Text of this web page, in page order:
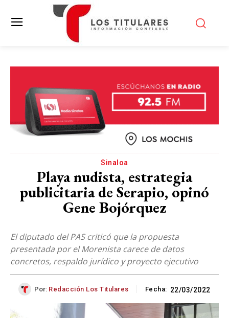
Sinaloa
Playa nudista, estrategia
publicitaria de Serapio, opinó
Gene Bojórquez
El diputado del PAS criticó que la propuesta
presentada por el Morenista carece de datos
concretos, respaldo jurídico y proyecto ejecutivo
Por: Redacción Los Titulares Fecha: 22/03/2022